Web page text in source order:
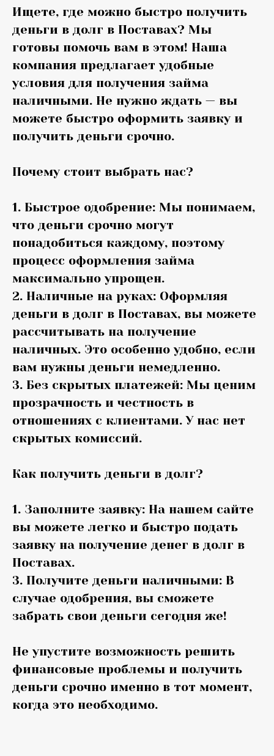
Ищете, где можно быстро получить
деньги в долг в Поставах? Мы
готовы помочь вам в этом! Наша
компания предлагает удобные
условия для получения займа
наличными. Не нужно ждать — вы
можете быстро оформить заявку и
получить деньги срочно.
Почему стоит выбрать нас?
1. Быстрое одобрение: Мы понимаем,
что деньги срочно могут
понадобиться каждому, поэтому
процесс оформления займа
максимально упрощен.
2. Наличные на руках: Оформляя
деньги в долг в Поставах, вы можете
рассчитывать на получение
наличных. Это особенно удобно, если
вам нужны деньги немедленно.
3. Без скрытых платежей: Мы ценим
прозрачность и честность в
отношениях с клиентами. У нас нет
скрытых комиссий.
Как получить деньги в долг?
1. Заполните заявку: На нашем сайте
вы можете легко и быстро подать
заявку на получение денег в долг в
Поставах.
3. Получите деньги наличными: В
случае одобрения, вы сможете
забрать свои деньги сегодня же!
Не упустите возможность решить
финансовые проблемы и получить
деньги срочно именно в тот момент,
когда это необходимо.